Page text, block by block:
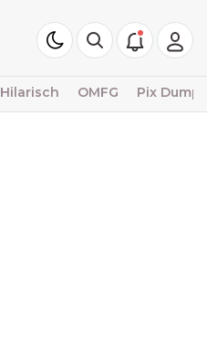
Hilarisch OMFG Pix Dump